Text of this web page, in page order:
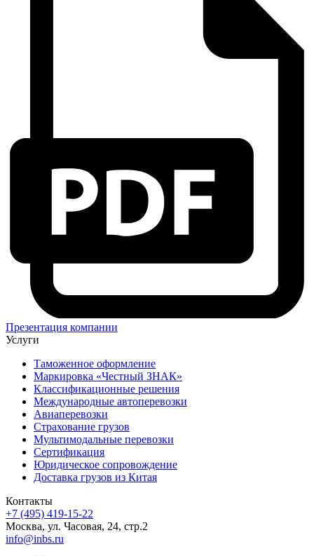
Презентация компании
Услуги
Таможенное оформление
Маркировка «Честный ЗНАК»
Классификационные решения
Международные автоперевозки
Авиаперевозки
Страхование грузов
Мультимодальные перевозки
Сертификация
Юридическое сопровождение
Доставка грузов из Китая
Контакты
+7 (495) 419-15-22
Москва, ул. Часовая, 24, стр.2
info@inbs.ru